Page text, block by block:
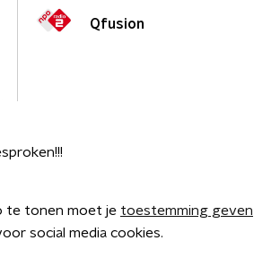
Qfusion
te tonen moet je toestemming geven
social media cookies.